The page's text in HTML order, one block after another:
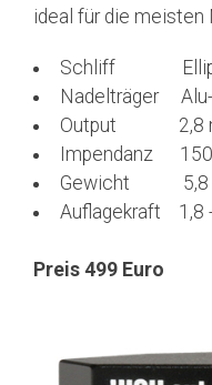
ideal für die meisten
Schliff
Nadelträger
Output 2,8
Impendanz 150
Gewicht 5,8
Auflagekraft 1,8
Preis 499 Euro